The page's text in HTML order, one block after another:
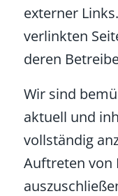
externer
verlinkten
deren
Wir sind
aktuell und
vollständig
Auftreten von